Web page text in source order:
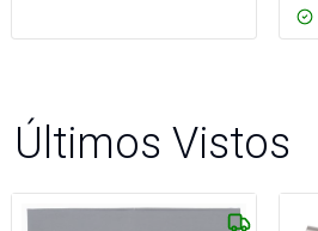
Últimos Vistos